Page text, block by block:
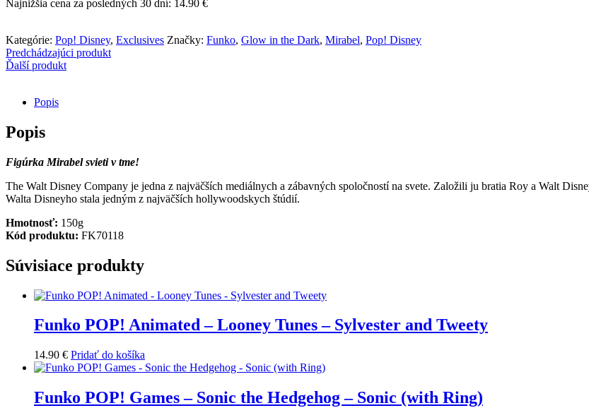
(Glow
in
the
Najnižšia cena za posledných 30 dní: 14.90 €
Kategórie: Pop! Disney, Exclusives Značky: Funko, Glow in the Dark, Mirabel, Pop! Disney
Predchádzajúci produkt
Ďalší produkt
Popis
Popis
Figúrka Mirabel svieti v tme!
The Walt Disney Company je jedna z najväčších mediálnych a zábavných spoločností na svete. Založili ju bratia Roy a Walt
Walta Disneyho stala jedným z najväčších hollywoodskych štúdií.
Hmotnosť: 150g
Kód produktu: FK70118
Súvisiace produkty
Funko POP! Animated – Looney Tunes – Sylvester and Tweety
14.90 € Pridať do košíka
Funko POP! Games – Sonic the Hedgehog – Sonic (with Ring)